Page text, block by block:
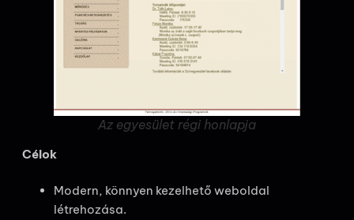
Az egyesület régi honlapja
Célok
Modern, könnyen kezelhető weboldal
létrehozása.